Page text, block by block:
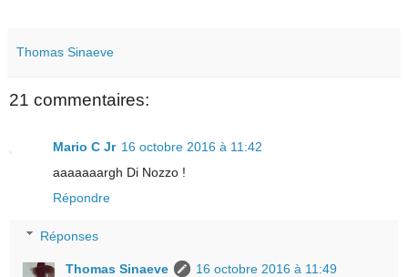
Thomas Sinaeve
21 commentaires:
Mario C Jr 16 octobre 2016 à 11:42
aaaaaaargh Di Nozzo !
Répondre
Réponses
Thomas Sinaeve
16 octobre 2016 à 11:49